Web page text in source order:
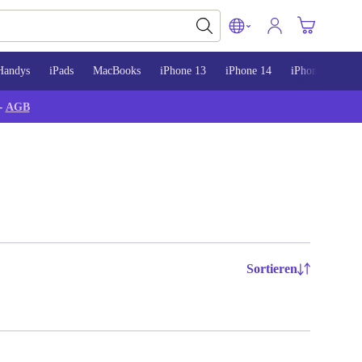
iPads MacBooks iPhone 13 iPhone 14 iPhone 15
AGB
Sortieren